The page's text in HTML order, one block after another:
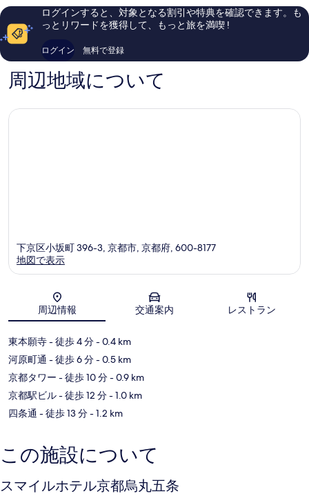
件
の
口
ミ
し
い、
の
ログインすると、対象となる割引や特典を確認できます。も
っとリワードを獲得して、もっと旅を満喫 !
ログイン 無料で登録
周辺地域について
地図
下京区小坂町 396-3, 京都市, 京都府, 600-8177
地図で表示
周辺情報 交通案内 レストラン
東本願寺- 徒歩 4 分- 0.4 km
河原町通 - 徒歩 6 分- 0.5 km
京都タワー - 徒歩 10 分- 0.9 km
京都駅ビル- 徒歩 12 分- 1.0 km
四条通 - 徒歩 13 分- 1.2 km
この施設について
スマイルホテル京都烏丸五条